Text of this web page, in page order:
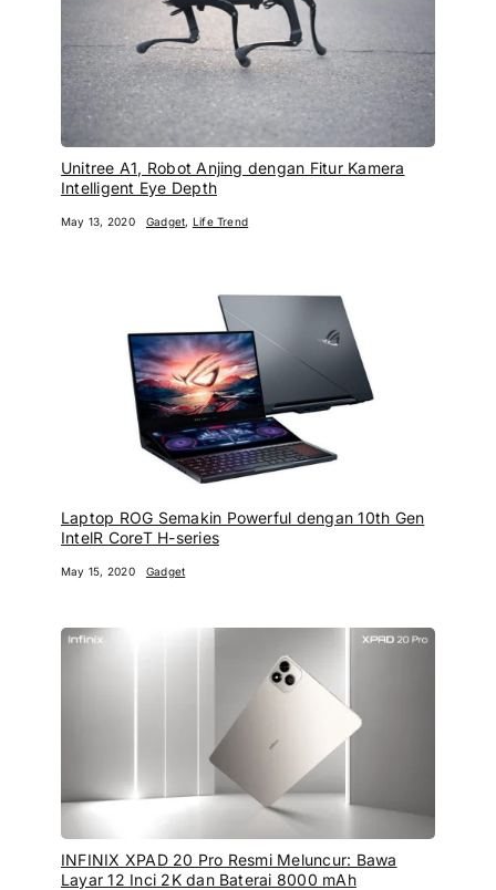
Unitree A1, Robot Anjing dengan Fitur Kamera
Intelligent Eye Depth
May 13, 2020 Gadget, Life Trend
Laptop ROG Semakin Powerful dengan 10th Gen
IntelR CoreT H-series
May 15, 2020 Gadget
INFINIX XPAD 20 Pro Resmi Meluncur: Bawa
Layar 12 Inci 2K dan Baterai 8000 mAh